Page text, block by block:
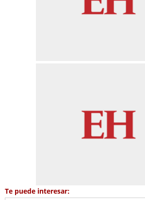
Te puede interesar: